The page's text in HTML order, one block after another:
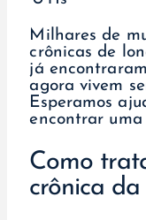
Milhares de
crônicas de
já encontraram
agora vivem
Esperamos
encontrar uma
Como
crônica